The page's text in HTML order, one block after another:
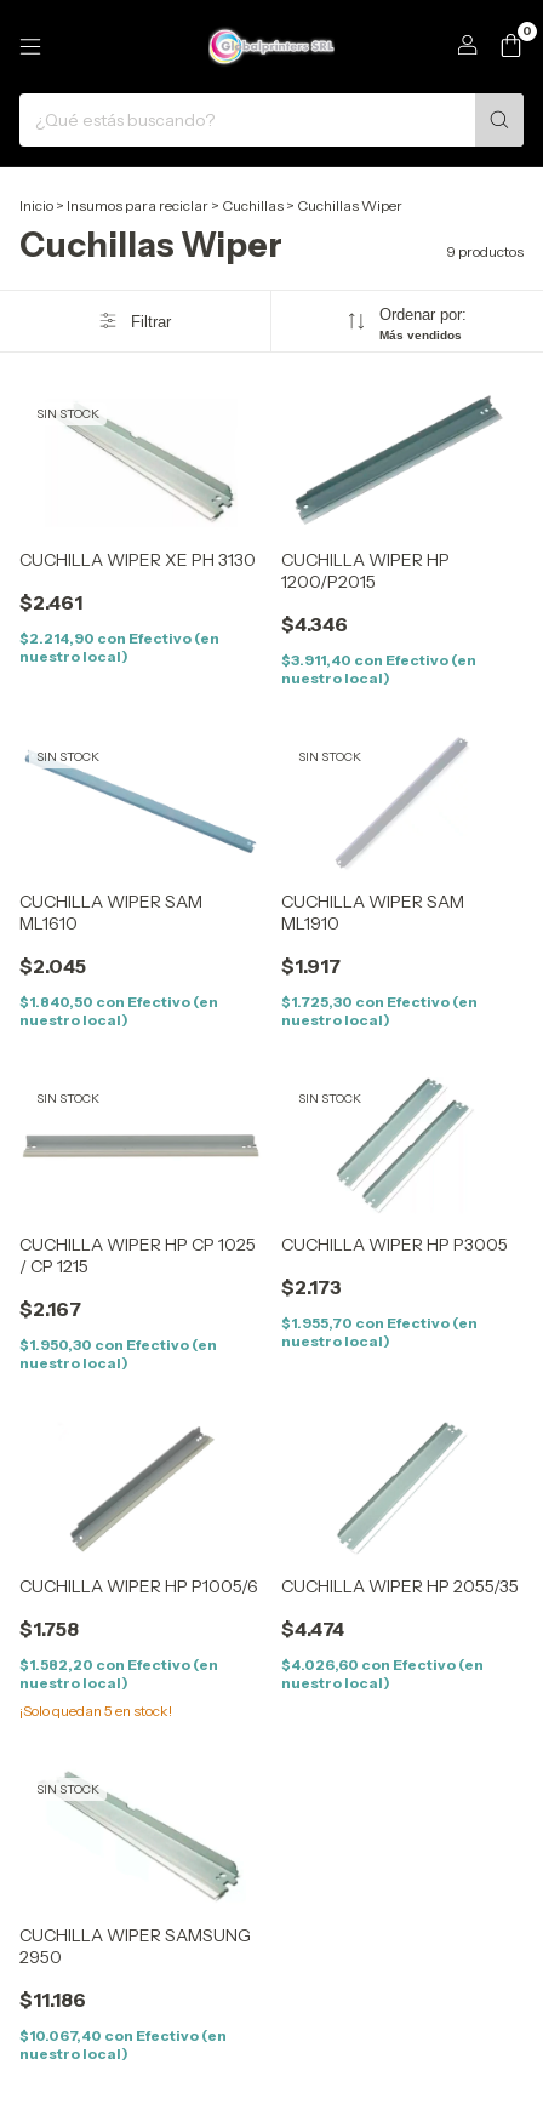
0
Inicio > Insumos para reciclar > Cuchillas > Cuchillas Wiper
Cuchillas Wiper 9 productos
Filtrar Ordenar por:
Más vendidos
SIN STOCK
CUCHILLA WIPER XE PH 3130
$2.461
$2.214,90 con Efectivo (en
nuestro local)
CUCHILLA WIPER HP
1200/P2015
$4.346
$3.911,40 con Efectivo (en
nuestro local)
SIN STOCK
CUCHILLA WIPER SAM
ML1610
$2.045
$1.840,50 con Efectivo (en
nuestro local)
SIN STOCK
CUCHILLA WIPER SAM
ML1910
$1.917
$1.725,30 con Efectivo (en
nuestro local)
SIN STOCK
CUCHILLA WIPER HP CP 1025
/ CP 1215
$2.167
$1.950,30 con Efectivo (en
nuestro local)
SIN STOCK
CUCHILLA WIPER HP P3005
$2.173
$1.955,70 con Efectivo (en
nuestro local)
CUCHILLA WIPER HP P1005/6
$1.758
$1.582,20 con Efectivo (en
nuestro local)
¡Solo quedan 5 en stock!
CUCHILLA WIPER HP 2055/35
$4.474
$4.026,60 con Efectivo (en
nuestro local)
SIN STOCK
CUCHILLA WIPER SAMSUNG
2950
$11.186
$10.067,40 con Efectivo (en
nuestro local)